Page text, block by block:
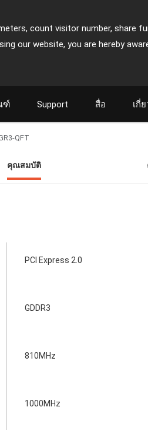
count visitor number, share
our website, you are hereby
ฑ์ Support สื่อ เกี่
QFT
คุณสมบัติ
PCI Express 2.0
GDDR3
810MHz
1000MHz